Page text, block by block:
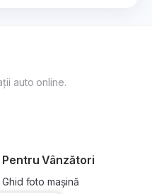
auto online.
Pentru Vânzători
Ghid foto mașină